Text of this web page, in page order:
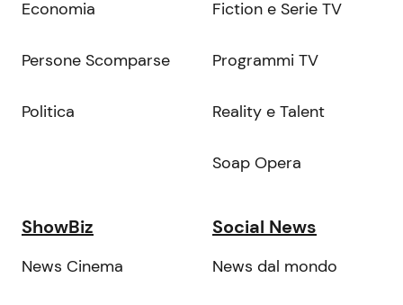
Economia
Persone Scomparse
Politica
Fiction e Serie TV
Programmi TV
Reality e Talent
Soap Opera
ShowBiz
News Cinema
Social News
News dal mondo